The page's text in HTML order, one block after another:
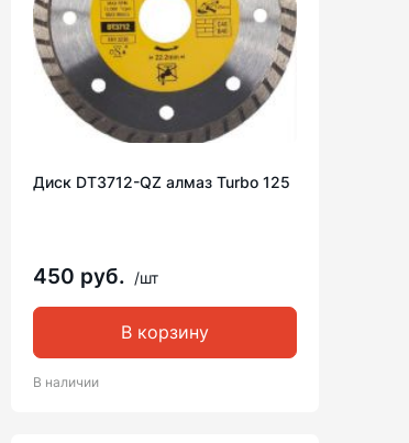
Диск DT3712-QZ алмаз Turbo 125
450 руб. /шт
В корзину
В наличии